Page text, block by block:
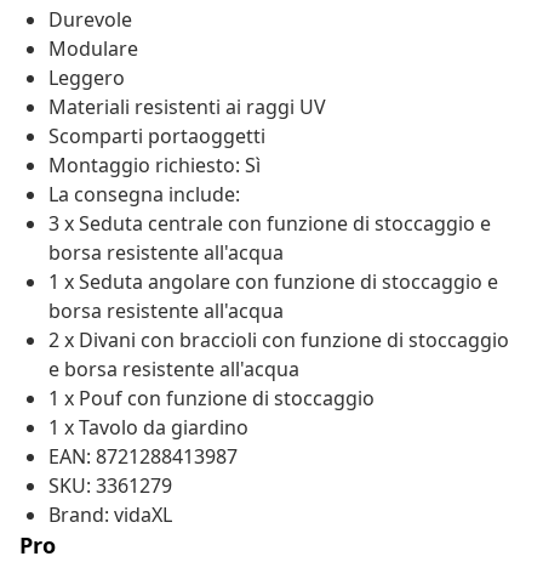
Durevole
Modulare
Leggero
Materiali resistenti ai raggi UV
Scomparti portaoggetti
Montaggio richiesto: Sì
La consegna include:
3 x Seduta centrale con funzione di stoccaggio e
borsa resistente all'acqua
1 x Seduta angolare con funzione di stoccaggio e
borsa resistente all'acqua
2 x Divani con braccioli con funzione di stoccaggio
e borsa resistente all'acqua
1 x Pouf con funzione di stoccaggio
1 x Tavolo da giardino
EAN: 8721288413987
SKU: 3361279
Brand: vidaXL
Pro